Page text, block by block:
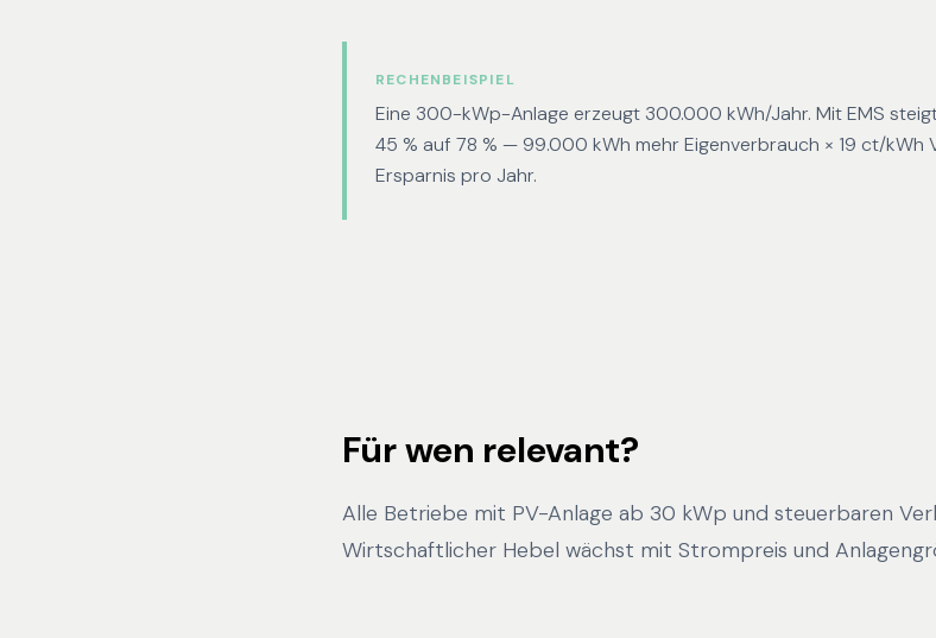
RECHENBEISPIEL
Eine 300-kWp-Anlage erzeugt 300.000 kWh/Jahr. Mit EMS
45 % auf 78 % — 99.000 kWh mehr Eigenverbrauch × 19 ct/kWh
Ersparnis pro Jahr.
Für wen relevant?
Alle Betriebe mit PV-Anlage ab 30 kWp und steuerbaren
Wirtschaftlicher Hebel wächst mit Strompreis und